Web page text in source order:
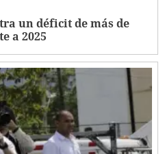
un déficit de más de
a 2025